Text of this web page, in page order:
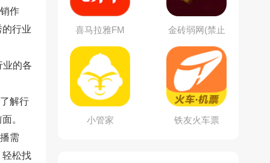
作
行业
业的各
解行
。
需
轻松找
喜马拉雅FM
金砖弱网(禁止
倒卖)
小管家 铁友火车票